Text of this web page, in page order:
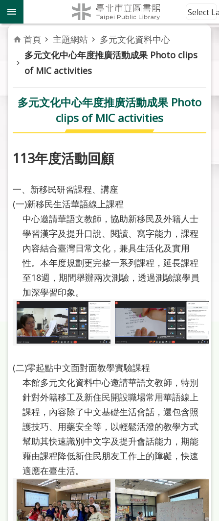
跳到主要內容區塊
到
館
資
訊
服
務
活
報
導
關
於
圖
線
上
申
請
常
見
問
答
加
入
圖
讀
Select
首頁 主題網站
多元文化資料中心
多元文化中心年度推廣活動成果 Photo clips
of MIC activities
多元文化中心年度推廣活動成果 Photo
clips of MIC activities
113年度活動回顧
一、新移民研習課程、講座
(一)新移民生活華語線上課程
中心邀請華語文教師，協助新移民及外籍人士
學習漢字及提升口說、閱讀、寫字能力，課程
內容結合臺灣日常文化，兼具生活化及實用
性。本年度規劃更完整一系列課程，延長課程
至18週，期間舉辦兩次測驗，透過測驗讓學員
加深學習印象。
(二)零起點中文面對面教學實驗課程
本館多元文化資料中心邀請華語文教師，特別
針對外籍移工及新住民開設職場常用華語線上
課程，內容除了中文基礎生活會話，還包含照
護技巧、用藥安全等，以輕鬆活潑的教學方式
幫助其快速識別中文字及提升會話能力，期能
藉由課程降低新住民朋友工作上的障礙，快速
適應在臺生活。